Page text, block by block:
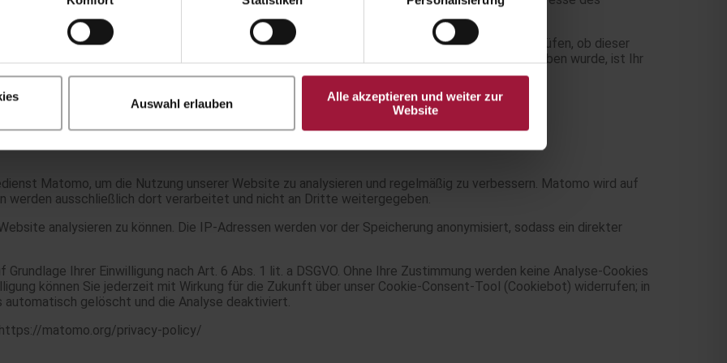
Auswahl erlauben
Alle akzeptieren und weiter zur
Website
identifiziert), um die Erkennung von Spam zu unterstützen.
erstellt (auch Hash genannt) und dem Gravatar-Dienst übergeben werden, um zu prüfen, ob dieser
Dienstes findest du hier: https://automattic.com/privacy/. Nachdem dein Kommentar freigegeben wurde, ist Ihr
Matomo, um die Nutzung unserer Website zu analysieren und regelmäßig zu verbessern. Matomo wird auf
werden ausschließlich dort verarbeitet und nicht an Dritte weitergegeben.
analysieren zu können. Die IP-Adressen werden vor der Speicherung anonymisiert, sodass ein direkter
Ihrer Einwilligung nach Art. 6 Abs. 1 lit. a DSGVO. Ohne Ihre Zustimmung werden keine Analyse-Cookies
können Sie jederzeit mit Wirkung für die Zukunft über unser Cookie-Consent-Tool (Cookiebot) widerrufen; in
gelöscht und die Analyse deaktiviert.
matomo.org/privacy-policy/